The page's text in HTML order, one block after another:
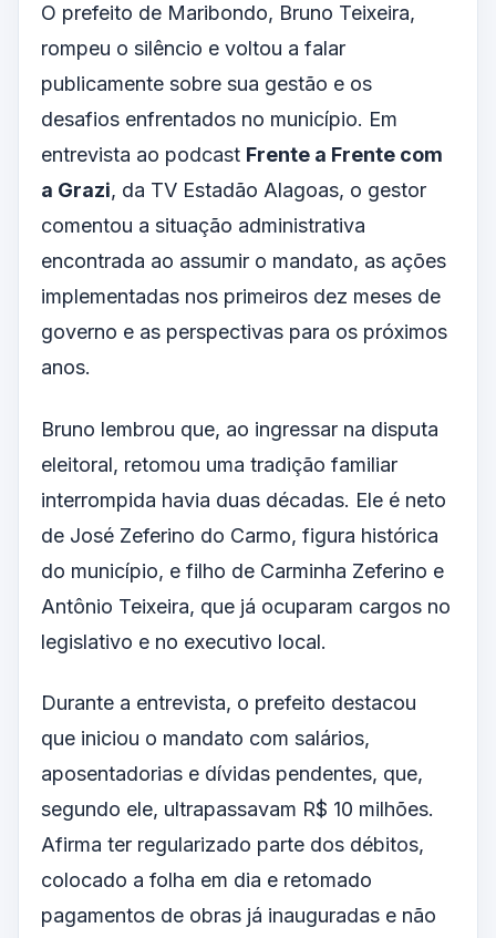
O prefeito de Maribondo, Bruno Teixeira,
rompeu o silêncio e voltou a falar
publicamente sobre sua gestão e os
desafios enfrentados no município. Em
entrevista ao podcast Frente a Frente com
a Grazi, da TV Estadão Alagoas, o gestor
comentou a situação administrativa
encontrada ao assumir o mandato, as ações
implementadas nos primeiros dez meses de
governo e as perspectivas para os próximos
anos.
Bruno lembrou que, ao ingressar na disputa
eleitoral, retomou uma tradição familiar
interrompida havia duas décadas. Ele é neto
de José Zeferino do Carmo, figura histórica
do município, e filho de Carminha Zeferino e
Antônio Teixeira, que já ocuparam cargos no
legislativo e no executivo local.
Durante a entrevista, o prefeito destacou
que iniciou o mandato com salários,
aposentadorias e dívidas pendentes, que,
segundo ele, ultrapassavam R$ 10 milhões.
Afirma ter regularizado parte dos débitos,
colocado a folha em dia e retomado
pagamentos de obras já inauguradas e não